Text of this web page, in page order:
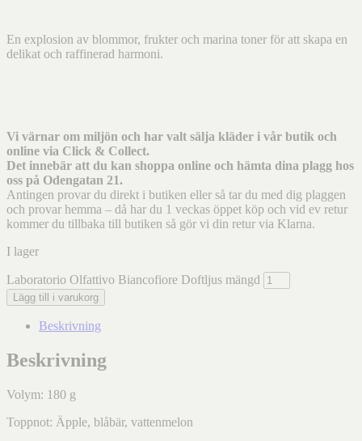
En explosion av blommor, frukter och marina toner för att skapa en
delikat och raffinerad harmoni.
Vi värnar om miljön och har valt sälja kläder i vår butik och
online via Click & Collect.
Det innebär att du kan shoppa online och hämta dina plagg hos
oss på Odengatan 21.
Antingen provar du direkt i butiken eller så tar du med dig plaggen
och provar hemma – då har du 1 veckas öppet köp och vid ev retur
kommer du tillbaka till butiken så gör vi din retur via Klarna.
I lager
Laboratorio Olfattivo Biancofiore Doftljus mängd
Lägg till i varukorg
Beskrivning
Beskrivning
Volym: 180 g
Toppnot: Äpple, blåbär, vattenmelon